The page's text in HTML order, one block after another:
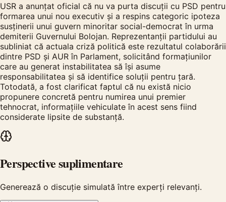
USR a anunțat oficial că nu va purta discuții cu PSD pentru
formarea unui nou executiv și a respins categoric ipoteza
susținerii unui guvern minoritar social-democrat în urma
demiterii Guvernului Bolojan. Reprezentanții partidului au
subliniat că actuala criză politică este rezultatul colaborării
dintre PSD și AUR în Parlament, solicitând formațiunilor
care au generat instabilitatea să își asume
responsabilitatea și să identifice soluții pentru țară.
Totodată, a fost clarificat faptul că nu există nicio
propunere concretă pentru numirea unui premier
tehnocrat, informațiile vehiculate în acest sens fiind
considerate lipsite de substanță.
Perspective suplimentare
Generează o discuție simulată între experți relevanți.